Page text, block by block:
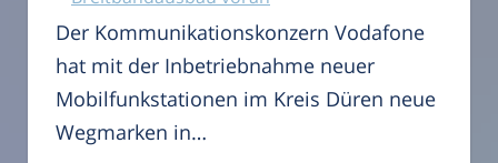
Der Kommunikationskonzern Vodafone
hat mit der Inbetriebnahme neuer
Mobilfunkstationen im Kreis Düren neue
Wegmarken in…